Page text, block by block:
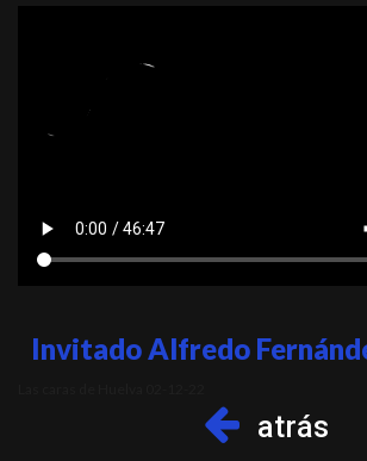
Invitado Alfredo
atrás